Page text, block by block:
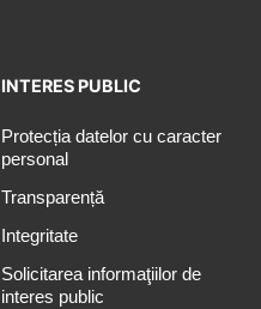
INTERES PUBLIC
Protecția datelor cu caracter
personal
Transparență
Integritate
Solicitarea informaţiilor de
interes public